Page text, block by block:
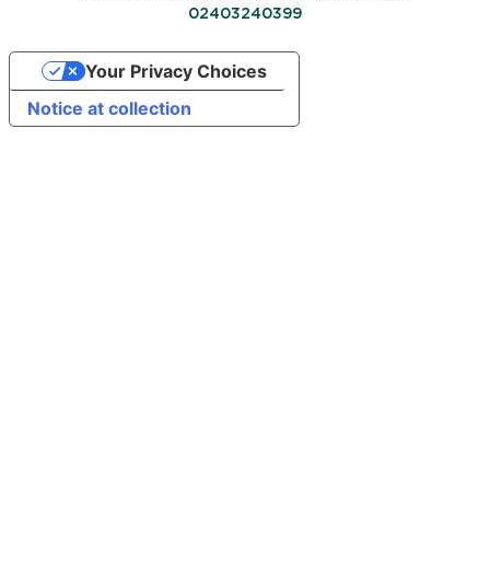
02403240399
Notice at collection
Your Privacy Choices